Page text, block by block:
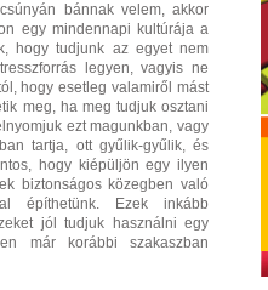
bánnak velem, akkor
egy mindennapi kultúrája a
hogy tudjunk az egyet nem
legyen, vagyis ne
hogy esetleg valamiről mást
meg, ha meg tudjuk osztani
ezt magunkban, vagy
tartja, ott gyűlik-gyűlik, és
hogy kiépüljön egy ilyen
biztonságos közegben való
építhetünk. Ezek inkább
jól tudjuk használni egy
már korábbi szakaszban